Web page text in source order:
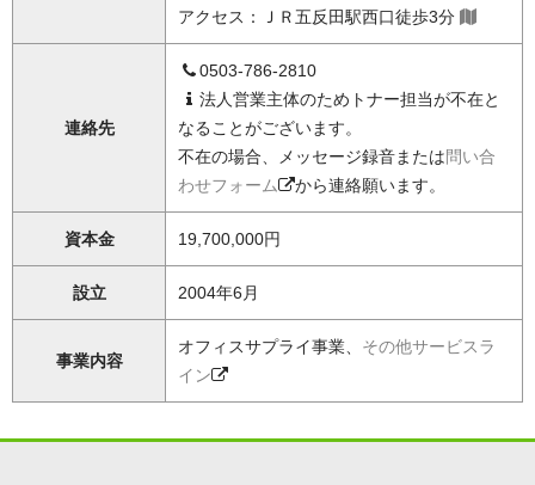
アクセス：ＪＲ五反田駅西口徒歩3分
連絡先
0503-786-2810
法人営業主体のためトナー担当が不在と
なることがございます。
不在の場合、メッセージ録音または問い合
わせフォーム
から連絡願います。
資本金 19,700,000円
設立 2004年6月
事業内容
オフィスサプライ事業、 その他サービスラ
イン